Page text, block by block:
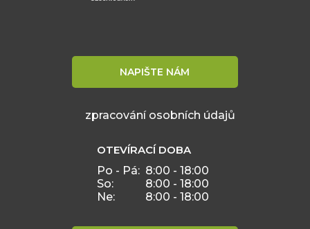
NAPIŠTE NÁM
zpracování osobních údajů
OTEVÍRACÍ DOBA
Po - Pá: 8:00 - 18:00
So:
8:00 - 18:00
Ne:
8:00 - 18:00